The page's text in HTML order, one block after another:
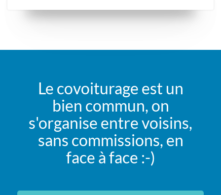
Le covoiturage est un
bien commun, on
s'organise entre voisins,
sans commissions, en
face à face :-)